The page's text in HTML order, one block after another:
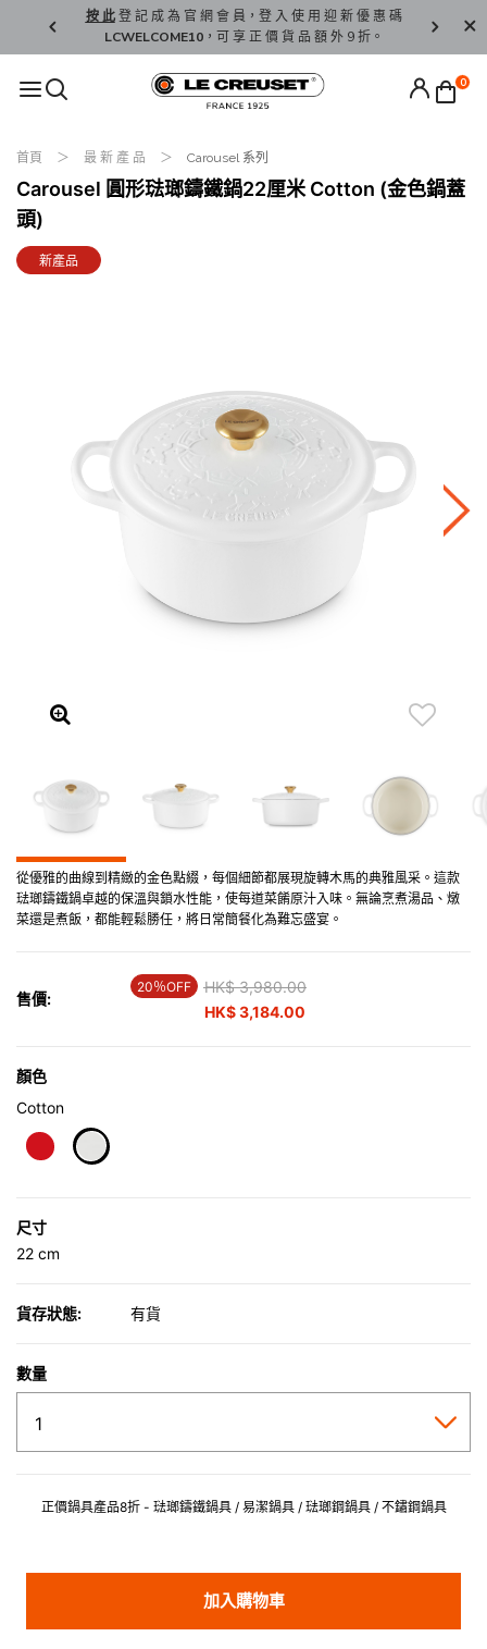
按 此登 記 成 為 官 網 會 員，登 入 使 用 迎 新 優 惠 碼
LCWELCOME10，可 享 正 價 貨 品 額 外 9 折。
香 港 / 澳
0
首頁 最 新 產 品 Carousel 系列
Carousel 圓形琺瑯鑄鐵鍋22厘米 Cotton (金色鍋蓋
頭)
新產品
從優雅的曲線到精緻的金色點綴，每個細節都展現旋轉木馬的典雅風采。這款
琺瑯鑄鐵鍋卓越的保溫與鎖水性能，使每道菜餚原汁入味。無論烹煮湯品、燉
菜還是煮飯，都能輕鬆勝任，將日常簡餐化為難忘盛宴。
售價:
20％OFF Price reduced from
HK$ 3,980.00to
HK$ 3,184.00
顏色
Cotton
尺寸
22 cm
貨存狀態: 有貨
數量
正價鍋具產品8折 - 琺瑯鑄鐵鍋具 / 易潔鍋具 / 琺瑯鋼鍋具 / 不鏽鋼鍋具
加入購物車